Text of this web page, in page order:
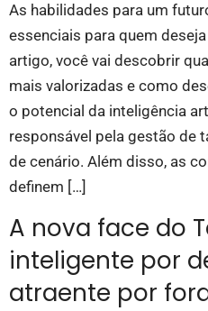
As habilidades para um
essenciais para quem
artigo, você vai descobrir
mais valorizadas e como
o potencial da inteligência
responsável pela gestão de
de cenário. Além disso, as
definem […]
A nova face do
inteligente por
atraente por